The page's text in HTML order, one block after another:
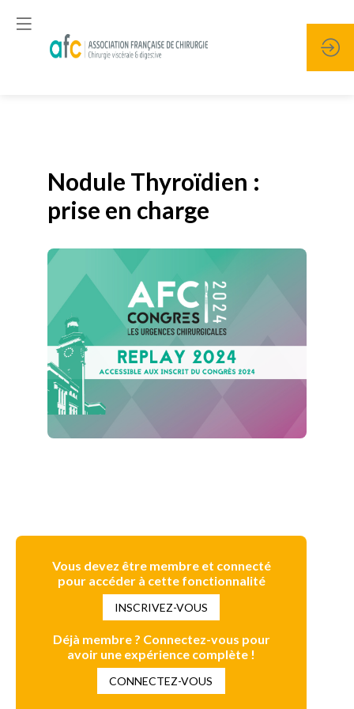
Nodule Thyroïdien :
prise en charge
Vous devez être membre et connecté
pour accéder à cette fonctionnalité
INSCRIVEZ-VOUS
Déjà membre ? Connectez-vous pour
avoir une expérience complète !
CONNECTEZ-VOUS